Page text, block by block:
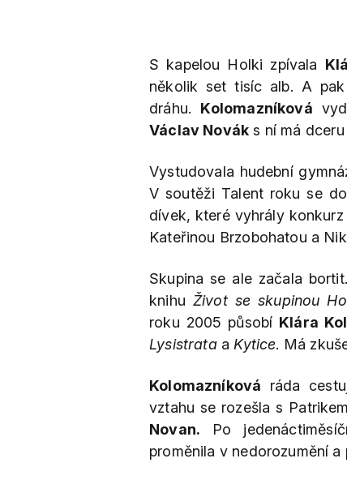
S kapelou Holki zpívala
několik set tisíc alb. A
dráhu. Kolomazníková
Václav Novák s ní má dceru
Vystudovala hudební
V soutěži Talent roku se
dívek, které vyhrály
Kateřinou Brzobohatou a
Skupina se ale začala bortit.
knihu Život se skupinou
roku 2005 působí Klára
Lysistrataa Kytice. Má
Kolomazníková ráda
vztahu se rozešla s
Novan. Po
proměnila v nedorozumění a